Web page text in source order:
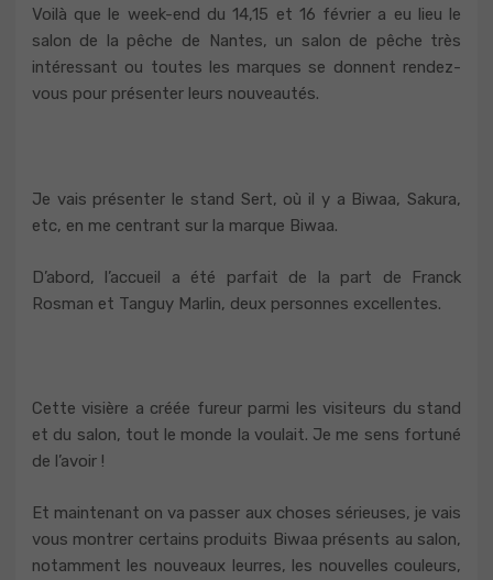
Voilà que le week-end du 14,15 et 16 février a eu lieu le
salon de la pêche de Nantes, un salon de pêche très
intéressant ou toutes les marques se donnent rendez-
vous pour présenter leurs nouveautés.
Je vais présenter le stand Sert, où il y a Biwaa, Sakura,
etc, en me centrant sur la marque Biwaa.
D’abord, l’accueil a été parfait de la part de Franck
Rosman et Tanguy Marlin, deux personnes excellentes.
Cette visière a créée fureur parmi les visiteurs du stand
et du salon, tout le monde la voulait. Je me sens fortuné
de l’avoir !
Et maintenant on va passer aux choses sérieuses, je vais
vous montrer certains produits Biwaa présents au salon,
notamment les nouveaux leurres, les nouvelles couleurs,